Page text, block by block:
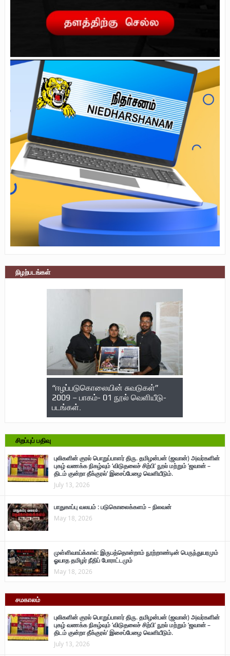
நிழற்படங்கள்
“ஈழப்படுகொலையின் சுவடுகள்”
2009 – பாகம்- 01 நூல் வெளியீடு-
படங்கள்.
சிறப்புப் பதிவு
புலிகளின் குரல் பொறுப்பாளர் திரு. தமிழன்பன் (ஜவான்) அவர்களின்
புகழ் வணக்க நிகழ்வும் ‘விடுதலைச் சிற்பி’ நூல் மற்றும் ‘ஜவான் –
திடம் குன்றா தீக்குரல்’ இசைப்பேழை வெளியீடும்.
July 13, 2026
பாதுகாப்பு வலயம் : படுகொலைக்களம் – நிலவன்
May 18, 2026
முள்ளிவாய்க்கால்: இருபத்தொன்றாம் நூற்றாண்டின் பெருந்துயரமும்
ஓயாத தமிழர் நீதிப் போராட்டமும்
May 18, 2026
சமகாலம்
புலிகளின் குரல் பொறுப்பாளர் திரு. தமிழன்பன் (ஜவான்) அவர்களின்
புகழ் வணக்க நிகழ்வும் ‘விடுதலைச் சிற்பி’ நூல் மற்றும் ‘ஜவான் –
திடம் குன்றா தீக்குரல்’ இசைப்பேழை வெளியீடும்.
July 13, 2026